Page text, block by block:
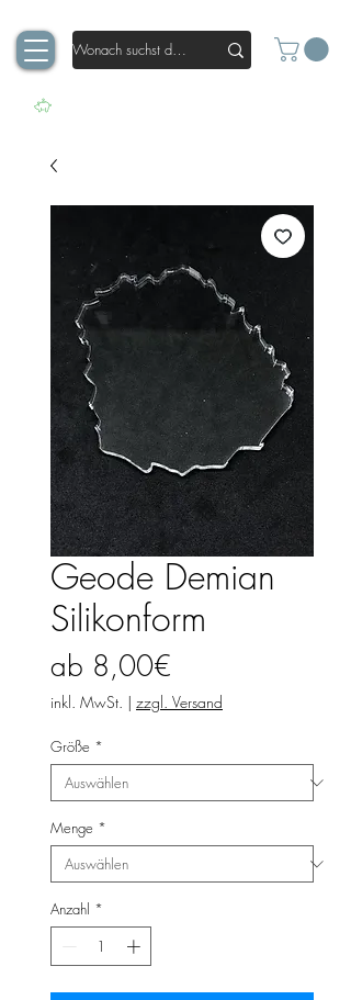
Geode Demian
Silikonform
ab 8,00€
Preis
inkl. MwSt. | zzgl. Versand
Größe *
Menge *
Anzahl *